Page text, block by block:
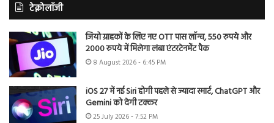
टेक्नोलॉजी
जियो ग्राहकों के लिए नए OTT पास लॉन्च, 550 रुपये और
2000 रुपये में मिलेगा लंबा एंटरटेनमेंट पैक
8 August 2026 - 6:45 PM
iOS 27 में नई Siri होगी पहले से ज्यादा स्मार्ट, ChatGPT और
Gemini को देगी टक्कर
25 July 2026 - 7:52 PM